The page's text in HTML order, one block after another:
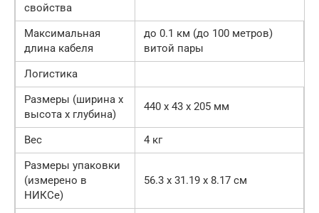
свойства
Максимальная
длина кабеля
до 0.1 км (до 100 метров)
витой пары
Логистика
Размеры (ширина x
высота x глубина)
440 x 43 x 205 мм
Вес
4 кг
Размеры упаковки
(измерено в
НИКСе)
56.3 x 31.19 x 8.17 см